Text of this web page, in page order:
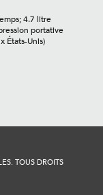
4.7 litre
portative
États-Unis)
TOUS DROITS